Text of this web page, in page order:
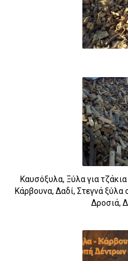
Καυσόξυλα, Ξύλα για
Κάρβουνα, Δαδί, Στεγνά ξύλα
Δροσιά,